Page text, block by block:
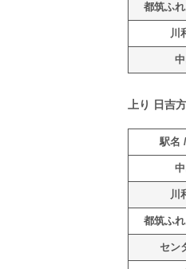
都筑ふ
川
上り 日吉
駅名
川
都筑ふ
セン